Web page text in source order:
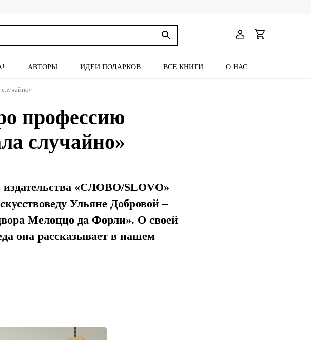
АВТОРЫ ИДЕИ ПОДАРКОВ ВСЕ КНИГИ О НАС
профессию
случайно»
издательства «СЛОВО/SLOVO»
Ульяне Добровой –
Мелоццо да Форли». О своей
она рассказывает в нашем